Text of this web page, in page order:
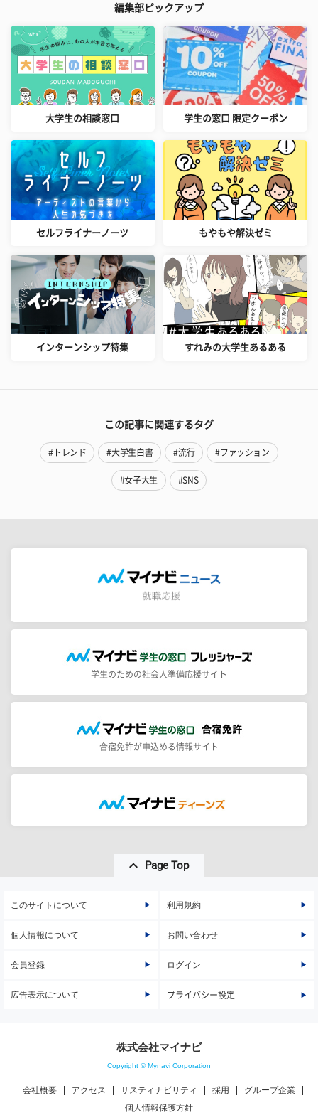
編集部ピックアップ
大学生の相談窓口 学生の窓口 限定クーポン
セルフライナーノーツ もやもや解決ゼミ
インターンシップ特集 すれみの大学生あるある
この記事に関連するタグ
#トレンド #大学生白書 #流行 #ファッション
#女子大生 #SNS
学生のための社会人準備応援サイト
合宿免許が申込める情報サイト
Page Top
このサイトについて 利用規約
個人情報について お問い合わせ
会員登録 ログイン
広告表示について プライバシー設定
株式会社マイナビ
Copyright © Mynavi Corporation
会社概要 アクセス サスティナビリティ 採用
グループ企業
個人情報保護方針